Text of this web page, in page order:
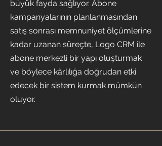
büyük fayda sağlıyor. Abone
kampanyalarının planlanmasından
satış sonrası memnuniyet ölçümlerine
kadar uzanan süreçte, Logo CRM ile
abone merkezli bir yapı oluşturmak
ve böylece kârlılığa doğrudan etki
edecek bir sistem kurmak mümkün
oluyor.